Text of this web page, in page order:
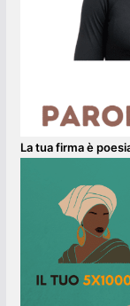
La tua firma è